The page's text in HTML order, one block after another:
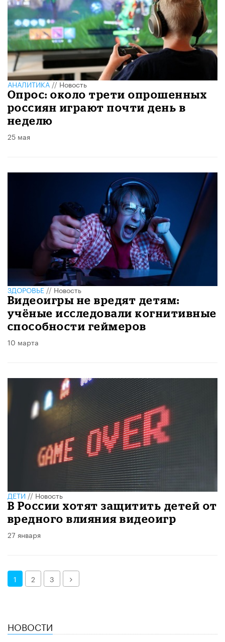
АНАЛИТИКА//Новость
Опрос: около трети опрошенных
россиян играют почти день в
неделю
25 мая
ЗДОРОВЬЕ//Новость
Видеоигры не вредят детям:
учёные исследовали когнитивные
способности геймеров
10 марта
ДЕТИ//Новость
В России хотят защитить детей от
вредного влияния видеоигр
27 января
1 2 3 Далее
НОВОСТИ